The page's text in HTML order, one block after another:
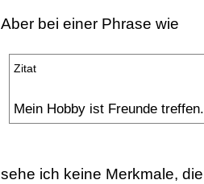
Aber bei einer Phrase wie
Zitat
Mein Hobby ist Freunde treffen.
sehe ich keine Merkmale,